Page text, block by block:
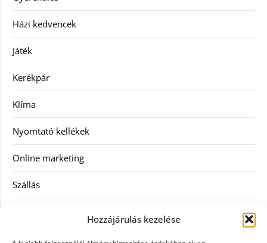
Hozzájárulás kezelése
Házi kedvencek
Játék
Kerékpár
Klíma
Nyomtató kellékek
Online marketing
Szállás
Szellőztető